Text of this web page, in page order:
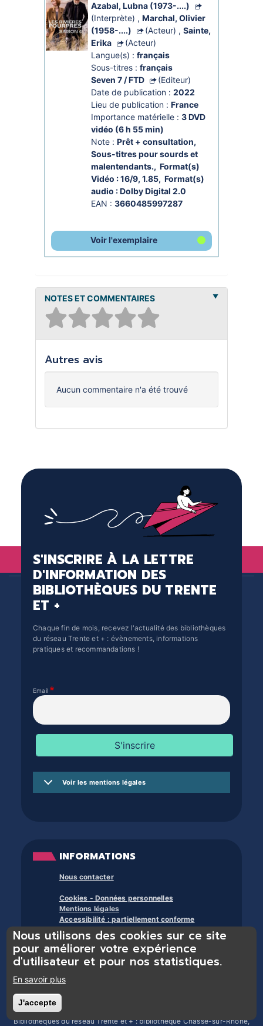
Azabal, Lubna (1973-....)
(Interprète) ,Marchal, Olivier
(1958-....)
(Acteur) ,Sainte,
Erika
(Acteur)
Langue(s) : français
Sous-titres : français
Seven 7 / FTD
(Editeur)
Date de publication : 2022
Lieu de publication : France
Importance matérielle : 3 DVD
vidéo (6 h 55 min)
Note : Prêt + consultation
Sous-titres pour sourds et
malentendants., Format(s)
Vidéo : 16/9, 1.85, Format(s)
audio : Dolby Digital 2.0
EAN : 3660485997287
Voir l'exemplaire
NOTES ET COMMENTAIRES
Autres avis
Aucun commentaire n'a été trouvé
S'INSCRIRE À LA LETTRE
D'INFORMATION DES
BIBLIOTHÈQUES DU TRENTE
ET +
Chaque fin de mois, recevez l'actualité des bibliothèques
du réseau Trente et + : évènements, informations
pratiques et recommandations !
Email
Voir les mentions légales
INFORMATIONS
Nous contacter
Cookies - Données personnelles
Mentions légales
Accessibilité : partiellement conforme
À propos des bibliothèques du trente et +
Bibliothèques du réseau Trente et + : bibliothèque Chasse-sur-Rhône,
Nous utilisons des cookies sur ce site
pour améliorer votre expérience
d'utilisateur et pour nos statistiques.
En savoir plus
J'accepte